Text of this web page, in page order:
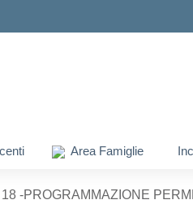
Area Famiglie
-PROGRAMMAZIONE